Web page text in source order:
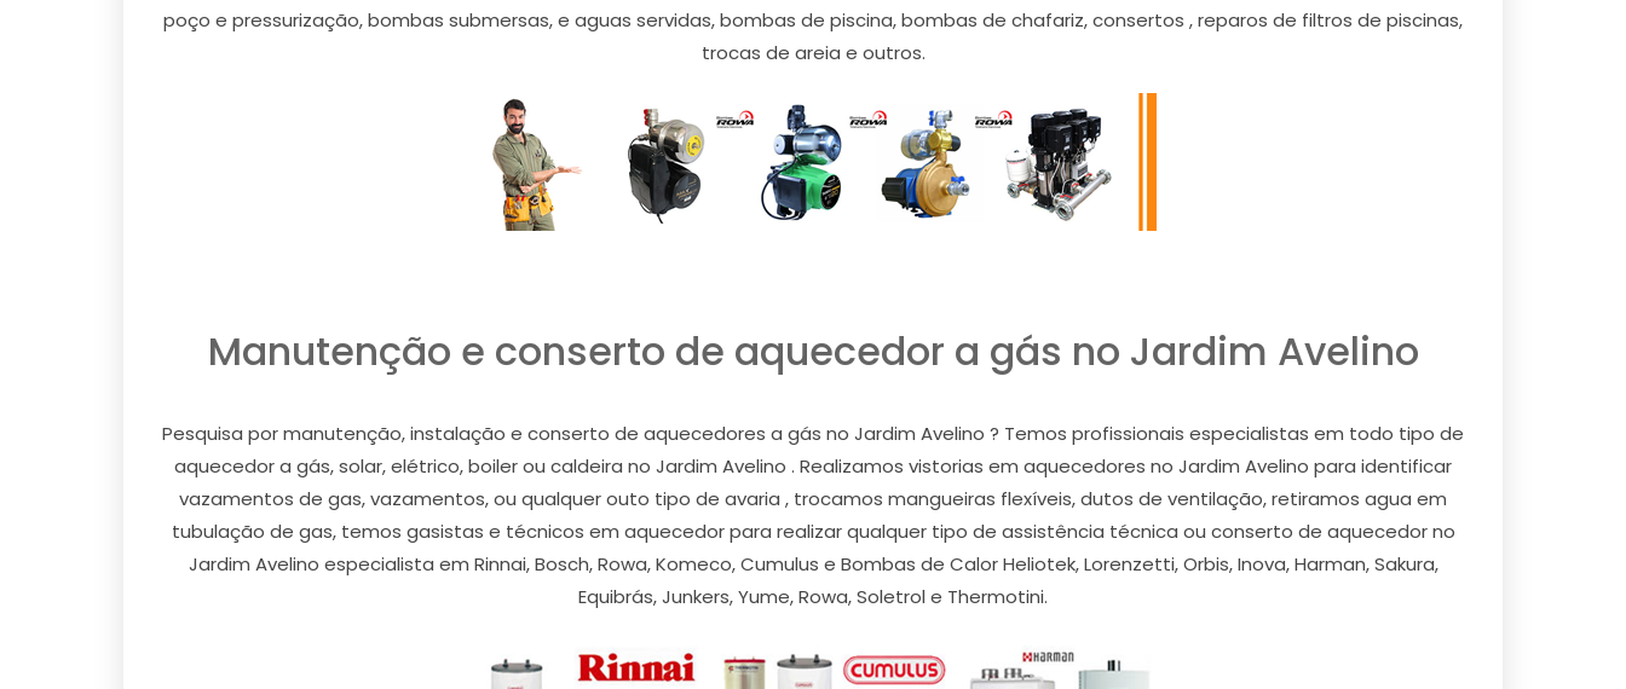
poço e pressurização, bombas submersas, e aguas servidas, bombas de piscina, bombas de chafariz, consertos , reparos de filtros de piscinas,
trocas de areia e outros.
Manutenção e conserto de aquecedor a gás no Jardim Avelino
Pesquisa por manutenção, instalação e conserto de aquecedores a gás no Jardim Avelino ? Temos profissionais especialistas em todo tipo de
aquecedor a gás, solar, elétrico, boiler ou caldeira no Jardim Avelino . Realizamos vistorias em aquecedores no Jardim Avelino para identificar
vazamentos de gas, vazamentos, ou qualquer outo tipo de avaria , trocamos mangueiras flexíveis, dutos de ventilação, retiramos agua em
tubulação de gas, temos gasistas e técnicos em aquecedor para realizar qualquer tipo de assistência técnica ou conserto de aquecedor no
Jardim Avelino especialista em Rinnai, Bosch, Rowa, Komeco, Cumulus e Bombas de Calor Heliotek, Lorenzetti, Orbis, Inova, Harman, Sakura,
Equibrás, Junkers, Yume, Rowa, Soletrol e Thermotini.